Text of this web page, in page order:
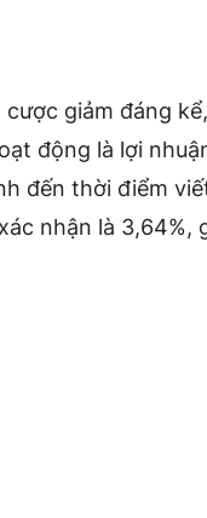
giảm đáng
động là lợi
đến thời điểm
nhận là 3,64%,